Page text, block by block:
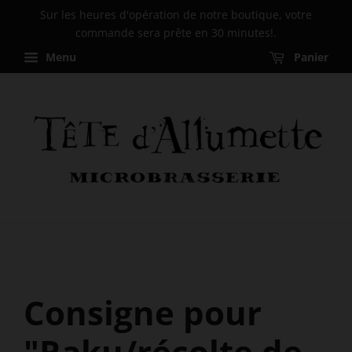
Sur les heures d'opération de notre boutique, votre
commande sera prête en 30 minutes!.
Menu
Panier
Consigne pour